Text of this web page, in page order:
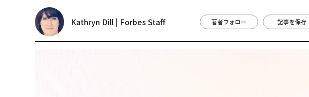
Kathryn Dill | Forbes Staff 著者フォロー 記事を保存